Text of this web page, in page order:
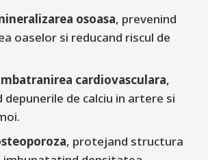
osoasa, prevenind
oaselor si reducand riscul de
cardiovasculara,
depunerile de calciu in artere si
, protejand structura